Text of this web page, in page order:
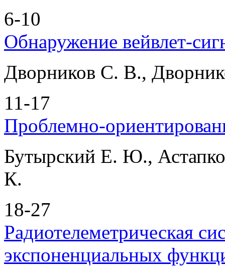
6-10
Обнаружение вейвлет-
Дворников С. В.,
11-17
Проблемно-
Бутырский Е. Ю.,
К.
18-27
Радиотелеметрическая
экспоненциальных